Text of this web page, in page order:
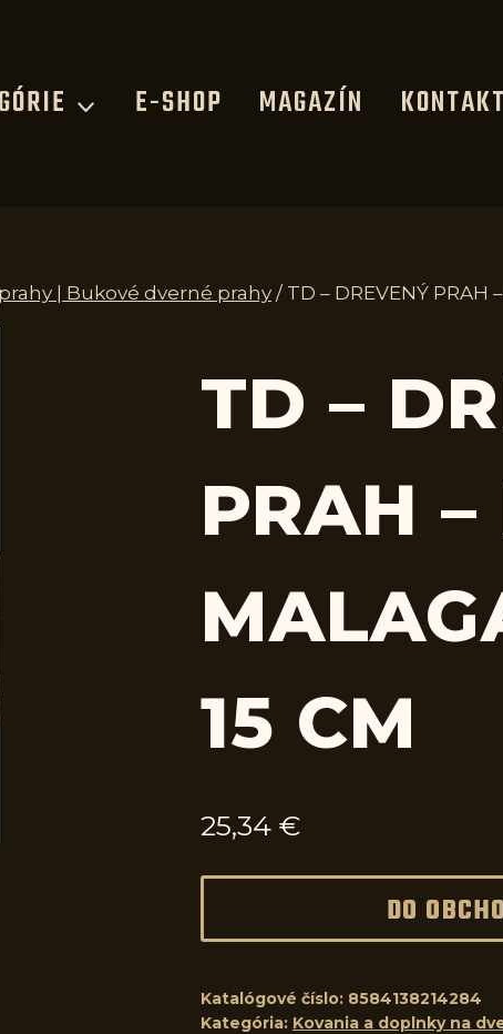
E-SHOP MAGAZÍN KONTAKT
| Bukové dverné prahy / TD – DREVENÝ PRAH
TD –
PRAH
15 CM
25,34 €
DO
Katalógové číslo: 8584138214284
Kategória: Kovania a doplnky na